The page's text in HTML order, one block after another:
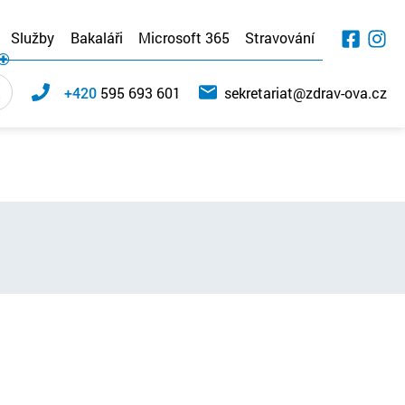
Služby Bakaláři Microsoft 365 Stravování
+420 595 693 601 sekretariat@zdrav-ova.cz